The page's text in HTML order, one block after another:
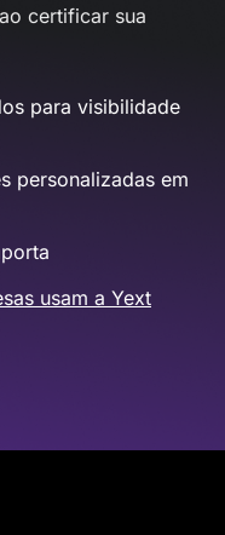
certificar sua
para visibilidade
personalizadas em
usam a Yext